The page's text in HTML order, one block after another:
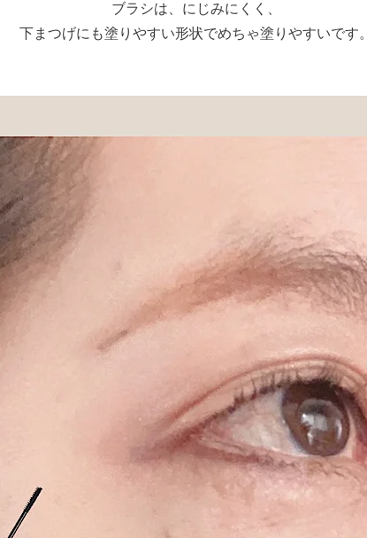
ブラシは、にじみにくく、
下まつげにも塗りやすい形状でめちゃ塗りやすいです。